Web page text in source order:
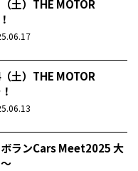
土）THE MOTOR
土）THE MOTOR
ボランCars Meet2025 大